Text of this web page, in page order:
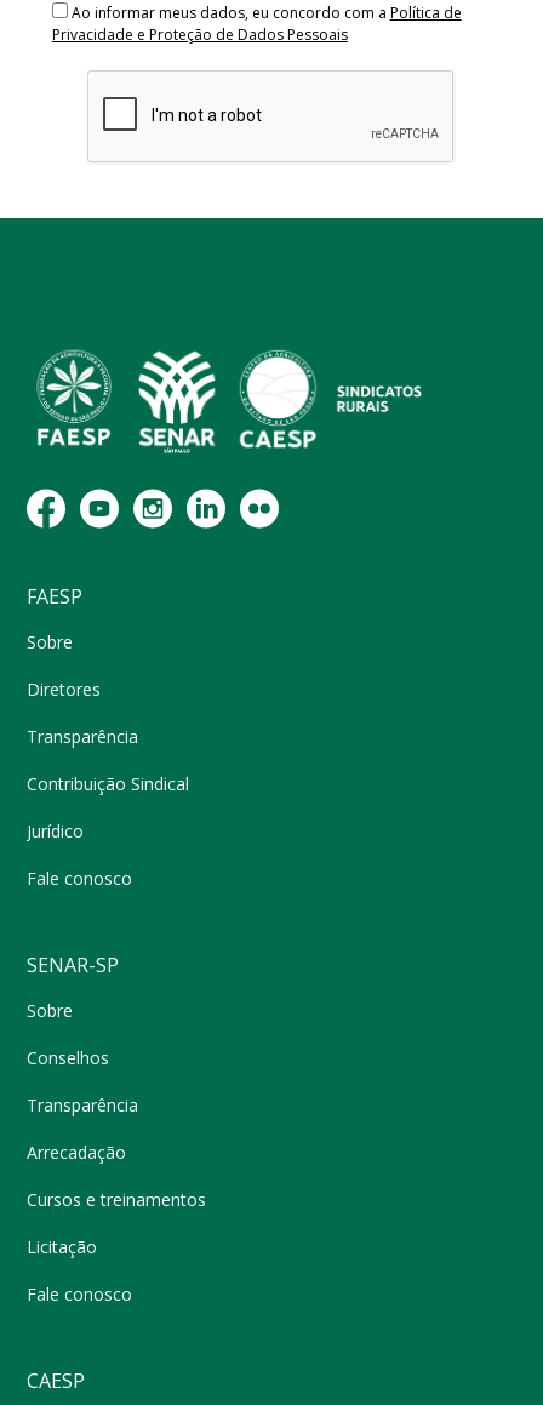
Ao informar meus dados, eu concordo com a Política de
Privacidade e Proteção de Dados Pessoais
FAESP
Sobre
Diretores
Transparência
Contribuição Sindical
Jurídico
Fale conosco
SENAR-SP
Sobre
Conselhos
Transparência
Arrecadação
Cursos e treinamentos
Licitação
Fale conosco
CAESP